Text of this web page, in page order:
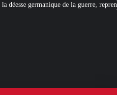
reprend du service… [UNE